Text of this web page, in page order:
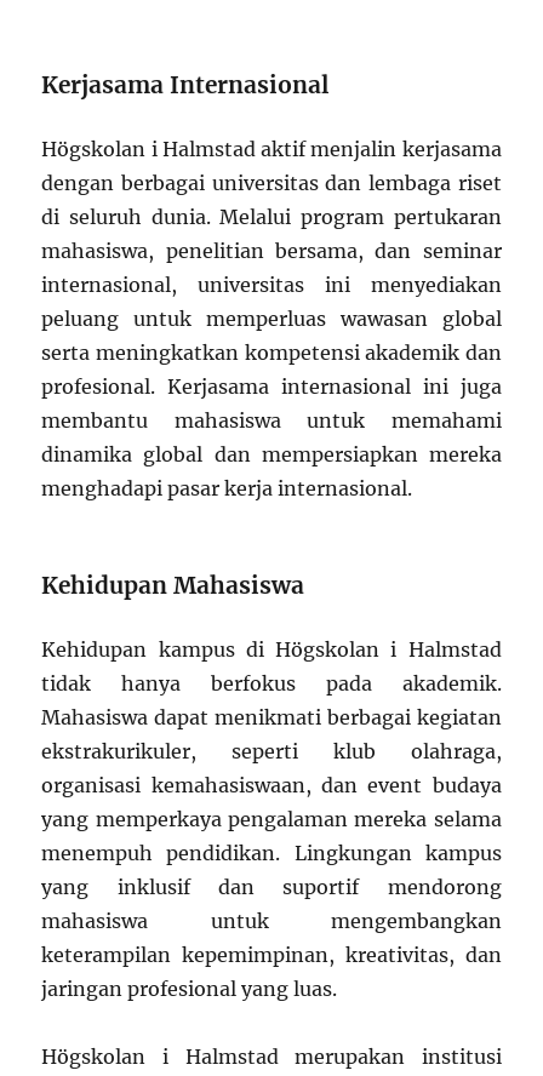
Kerjasama Internasional
Högskolan i Halmstad aktif menjalin kerjasama
dengan berbagai universitas dan lembaga riset
di seluruh dunia. Melalui program pertukaran
mahasiswa, penelitian bersama, dan seminar
internasional, universitas ini menyediakan
peluang untuk memperluas wawasan global
serta meningkatkan kompetensi akademik dan
profesional. Kerjasama internasional ini juga
membantu mahasiswa untuk memahami
dinamika global dan mempersiapkan mereka
menghadapi pasar kerja internasional.
Kehidupan Mahasiswa
Kehidupan kampus di Högskolan i Halmstad
tidak hanya berfokus pada akademik.
Mahasiswa dapat menikmati berbagai kegiatan
ekstrakurikuler, seperti klub olahraga,
organisasi kemahasiswaan, dan event budaya
yang memperkaya pengalaman mereka selama
menempuh pendidikan. Lingkungan kampus
yang inklusif dan suportif mendorong
mahasiswa untuk mengembangkan
keterampilan kepemimpinan, kreativitas, dan
jaringan profesional yang luas.
Högskolan i Halmstad merupakan institusi